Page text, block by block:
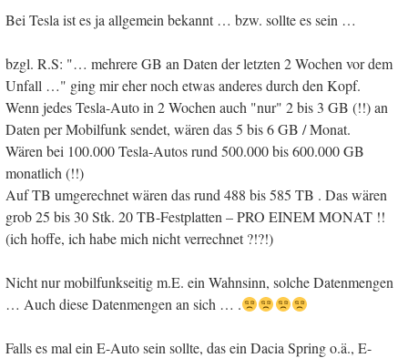
Bei Tesla ist es ja allgemein bekannt … bzw. sollte es sein …
bzgl. R.S: "… mehrere GB an Daten der letzten 2 Wochen vor dem
Unfall …" ging mir eher noch etwas anderes durch den Kopf.
Wenn jedes Tesla-Auto in 2 Wochen auch "nur" 2 bis 3 GB (!!) an
Daten per Mobilfunk sendet, wären das 5 bis 6 GB / Monat.
Wären bei 100.000 Tesla-Autos rund 500.000 bis 600.000 GB
monatlich (!!)
Auf TB umgerechnet wären das rund 488 bis 585 TB . Das wären
grob 25 bis 30 Stk. 20 TB-Festplatten – PRO EINEM MONAT !!
(ich hoffe, ich habe mich nicht verrechnet ?!?!)
Nicht nur mobilfunkseitig m.E. ein Wahnsinn, solche Datenmengen
… Auch diese Datenmengen an sich … .
Falls es mal ein E-Auto sein sollte, das ein Dacia Spring o.ä., E-